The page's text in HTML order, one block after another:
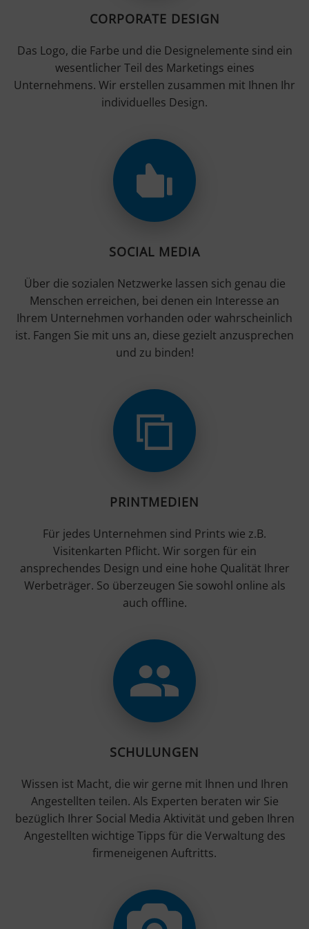
CORPORATE DESIGN
Das Logo, die Farbe und die Designelemente sind ein
wesentlicher Teil des Marketings eines
Unternehmens. Wir erstellen zusammen mit Ihnen Ihr
individuelles Design.
SOCIAL MEDIA
Über die sozialen Netzwerke lassen sich genau die
Menschen erreichen, bei denen ein Interesse an
Ihrem Unternehmen vorhanden oder wahrscheinlich
ist. Fangen Sie mit uns an, diese gezielt anzusprechen
und zu binden!
PRINTMEDIEN
Für jedes Unternehmen sind Prints wie z.B.
Visitenkarten Pflicht. Wir sorgen für ein
ansprechendes Design und eine hohe Qualität Ihrer
Werbeträger. So überzeugen Sie sowohl online als
auch offline.
SCHULUNGEN
Wissen ist Macht, die wir gerne mit Ihnen und Ihren
Angestellten teilen. Als Experten beraten wir Sie
bezüglich Ihrer Social Media Aktivität und geben Ihren
Angestellten wichtige Tipps für die Verwaltung des
firmeneigenen Auftritts.